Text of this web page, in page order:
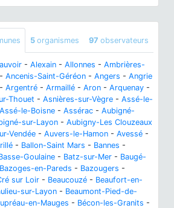
5 organismes 97 observateurs
- Alexain - Allonnes - Ambrières-
- Ancenis-Saint-Géréon - Angers - Angrie
- Argentré - Armaillé - Aron - Arquenay -
Thouet - Asnières-sur-Vègre - Assé-le-
Assé-le-Boisne - Assérac - Aubigné-
sur-Layon - Aubigny-Les Clouzeaux
Vendée - Auvers-le-Hamon - Avessé -
- Ballon-Saint Mars - Bannes -
Goulaine - Batz-sur-Mer - Baugé-
Bazoges-en-Pareds - Bazougers -
sur Loir - Beaucouzé - Beaufort-en-
sur-Layon - Beaumont-Pied-de-
en-Mauges - Bécon-les-Granits -